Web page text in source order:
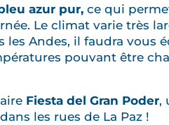
azur pur, ce qui
Le climat varie très
les Andes, il faudra vous
pouvant être
Fiesta del Gran Poder,
les rues de La Paz !